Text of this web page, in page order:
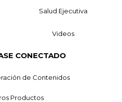
Salud Ejecutiva
Videos
CONECTADO
de Contenidos
Productos